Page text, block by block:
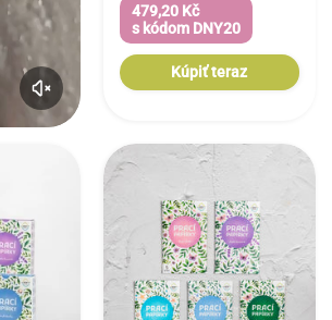
479,20 Kč
s kódom DNY20
Kúpiť teraz